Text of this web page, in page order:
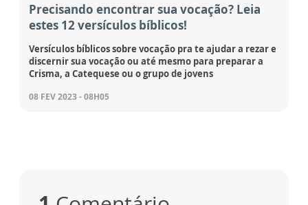
Precisando encontrar sua vocação? Leia
estes 12 versículos bíblicos!
Versículos bíblicos sobre vocação pra te ajudar a rezar e
discernir sua vocação ou até mesmo para preparar a
Crisma, a Catequese ou o grupo de jovens
08 FEV 2023 - 08H05